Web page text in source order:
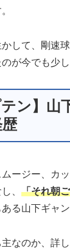
して、剛速
が今でも少
テン】山
ージー、カ
、 「それ朝
る山下ギャ
なのか、詳